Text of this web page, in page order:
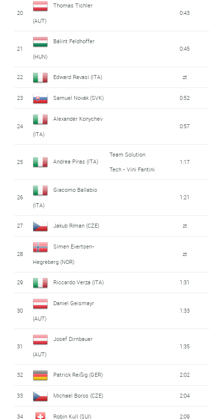
20
Thomas Tichler
(AUT)
0:43
21
Bálint Feldhoffer
(HUN)
0:45
22 Edward Ravasi (ITA) zt
23 Samuel Novák (SVK) 0:52
24
Alexander Konychev
(ITA)
0:57
25 Andrea Piras (ITA)
Team Solution
Tech - Vini Fantini
1:17
26
Giacomo Ballabio
(ITA)
1:21
27 Jakub Ríman (CZE) zt
28
Simen Evertsen-
Hegreberg (NOR)
zt
29 Riccardo Verza (ITA) 1:31
30
Daniel Geismayr
(AUT)
1:33
31
Josef Dirnbauer
(AUT)
1:35
32 Patrick Reißig (GER) 2:02
33 Michael Boros (CZE) 2:04
34 Robin Kull (SUI) 2:09